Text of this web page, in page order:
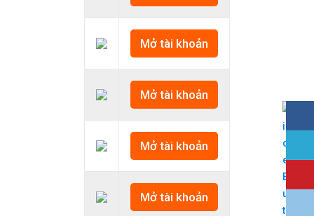
Mở tài khoản
Mở tài khoản
Mở tài khoản
Mở tài khoản